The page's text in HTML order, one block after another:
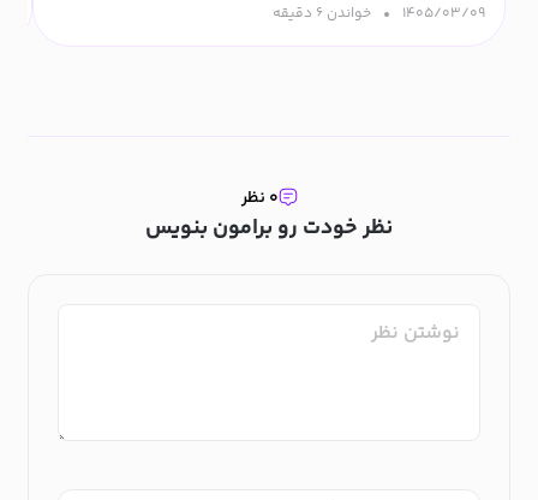
۱۴۰۵/۰۳/۰۹ خواندن ۶ دقیقه‌
نظر خودت رو برامون بنویس
۰ نظر